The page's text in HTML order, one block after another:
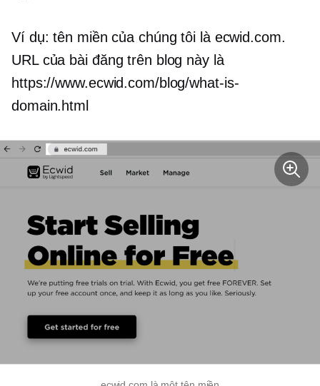
Ví dụ: tên miền của chúng tôi là ecwid.com.
URL của bài đăng trên blog này là
https://www.ecwid.com/blog/what-is-
domain.html